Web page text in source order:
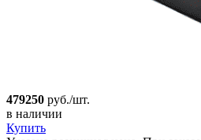
479250 руб./шт.
в наличии
Купить